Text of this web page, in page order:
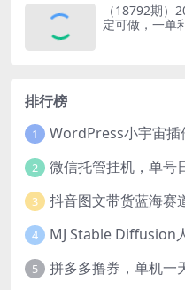
（18792期）
定可做，一单
排行榜
1
2
3
4
5